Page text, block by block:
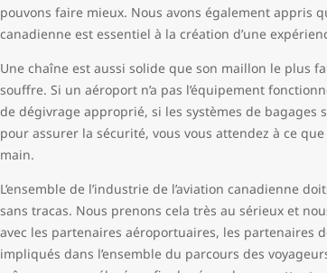
pouvons faire mieux. Nous avons également appris
canadienne est essentiel à la création d’une
Une chaîne est aussi solide que son maillon le plus
souffre. Si un aéroport n’a pas l’équipement
de dégivrage approprié, si les systèmes de bagages
pour assurer la sécurité, vous vous attendez à ce
main.
L’ensemble de l’industrie de l’aviation canadienne
sans tracas. Nous prenons cela très au sérieux et
avec les partenaires aéroportuaires, les partenaires
impliqués dans l’ensemble du parcours des